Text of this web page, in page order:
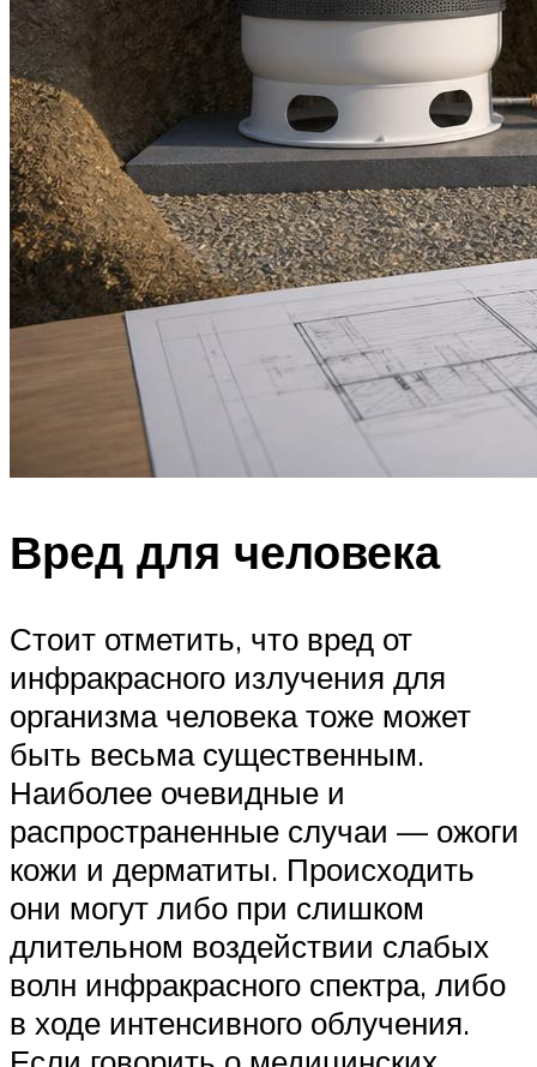
Вред для человека
Стоит отметить, что вред от
инфракрасного излучения для
организма человека тоже может
быть весьма существенным.
Наиболее очевидные и
распространенные случаи — ожоги
кожи и дерматиты. Происходить
они могут либо при слишком
длительном воздействии слабых
волн инфракрасного спектра, либо
в ходе интенсивного облучения.